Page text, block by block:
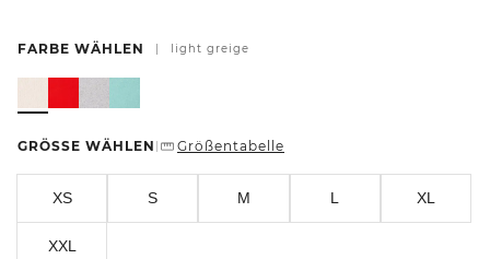
FARBE WÄHLEN light greige
GRÖSSE WÄHLEN Größentabelle
XS S M L XL
XXL